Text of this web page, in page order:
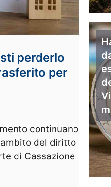
perderlo
per
continuano
del diritto
di Cassazione